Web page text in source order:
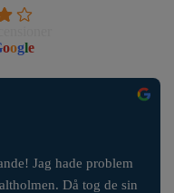
oogle
Jag hade problem
Då tog de sin